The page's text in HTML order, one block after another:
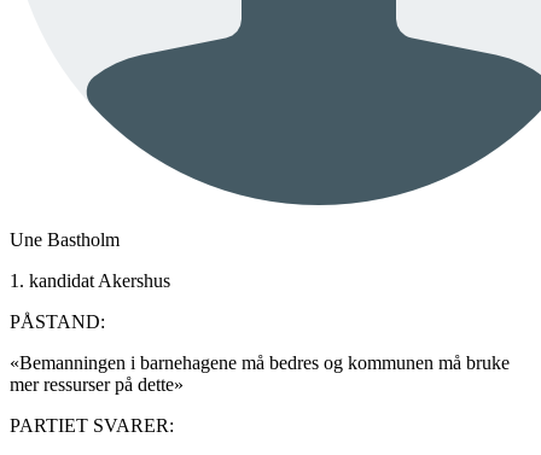
Une Bastholm
1. kandidat Akershus
PÅSTAND:
«Bemanningen i barnehagene må bedres og kommunen må bruke
mer ressurser på dette»
PARTIET SVARER: